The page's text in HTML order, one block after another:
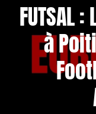
FUTSAL
à